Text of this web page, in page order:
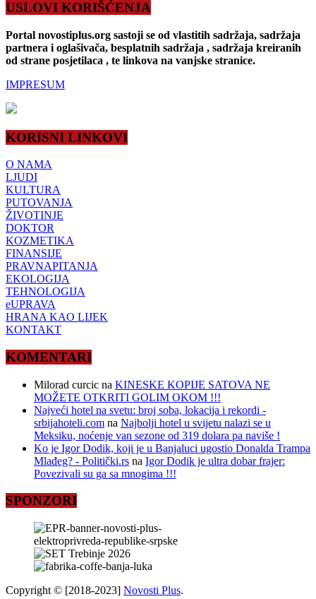
USLOVI KORIŠĆENJA
Portal novostiplus.org sastoji se od vlastitih sadržaja, sadržaja
partnera i oglašivača, besplatnih sadržaja , sadržaja kreiranih
od strane posjetilaca , te linkova na vanjske stranice.
IMPRESUM
KORISNI LINKOVI
O NAMA
LJUDI
KULTURA
PUTOVANJA
ŽIVOTINJE
DOKTOR
KOZMETIKA
FINANSIJE
PRAVNAPITANJA
EKOLOGIJA
TEHNOLOGIJA
eUPRAVA
HRANA KAO LIJEK
KONTAKT
KOMENTARI
Milorad curcic na KINESKE KOPIJE SATOVA NE
MOŽETE OTKRITI GOLIM OKOM !!!
Najveći hotel na svetu: broj soba, lokacija i rekordi -
srbijahoteli.com na Najbolji hotel u svijetu nalazi se u
Meksiku, noćenje van sezone od 319 dolara pa naviše !
Ko je Igor Dodik, koji je u Banjaluci ugostio Donalda Trampa
Mlađeg? - Politički.rs na Igor Dodik je ultra dobar frajer:
Povezivali su ga sa mnogima !!!
SPONZORI
Copyright © [2018-2023] Novosti Plus.